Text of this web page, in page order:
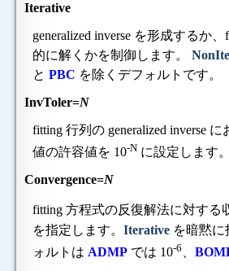
Iterative
generalized inverse を形成するか
的に解くかを制御します。
と PBC を除くデフォルトです。
InvToler=N
fitting 行列の generalized inverse
値の許容値を 10-N に設定します。
Convergence=N
fitting 方程式の反復解法に対する
を指定します。 Iterative を暗黙に
ォルトは ADMP では 10-6